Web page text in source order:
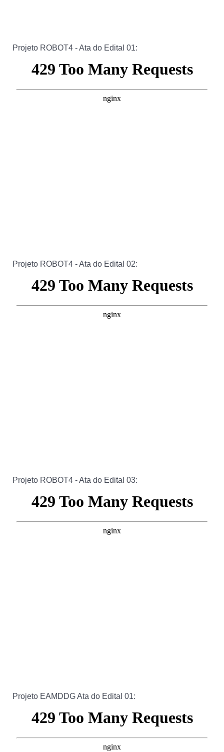
Projeto ROBOT4 - Ata do Edital 01:
Projeto ROBOT4 - Ata do Edital 02:
Projeto ROBOT4 - Ata do Edital 03:
Projeto EAMDDG Ata do Edital 01: